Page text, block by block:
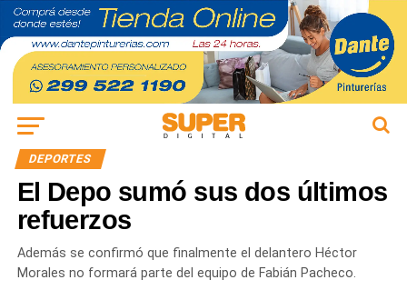
DEPORTES
El Depo sumó sus dos últimos
refuerzos
Además se confirmó que finalmente el delantero Héctor
Morales no formará parte del equipo de Fabián Pacheco.